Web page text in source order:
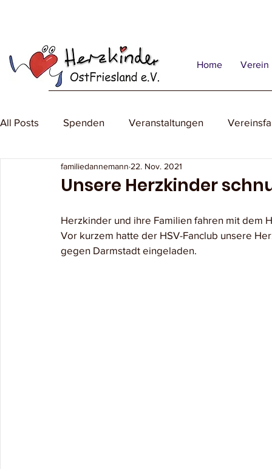
Home Verein
All Posts Spenden Veranstaltungen
Unsere Herzkinder
familiedannemann 22. Nov. 2021
Herzkinder und ihre Familien fahren mit dem
Vor kurzem hatte der HSV-Fanclub unsere
gegen Darmstadt eingeladen.